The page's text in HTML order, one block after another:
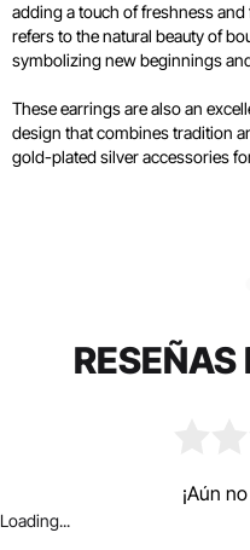
adding a touch of freshness
refers to the natural beauty of
symbolizing new beginnings
These earrings are also an
design that combines tradition
gold-plated silver accessories
RESEÑAS
¡Aún
Loading...